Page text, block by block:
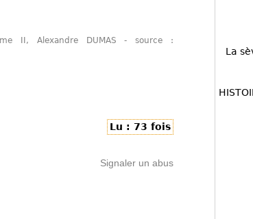
II, Alexandre DUMAS - source :
Lu : 73 fois
Signaler un abus
La